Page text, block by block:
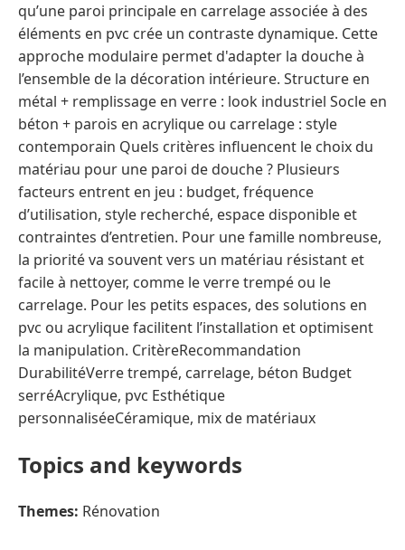
qu’une paroi principale en carrelage associée à des
éléments en pvc crée un contraste dynamique. Cette
approche modulaire permet d'adapter la douche à
l’ensemble de la décoration intérieure. Structure en
métal + remplissage en verre : look industriel Socle en
béton + parois en acrylique ou carrelage : style
contemporain Quels critères influencent le choix du
matériau pour une paroi de douche ? Plusieurs
facteurs entrent en jeu : budget, fréquence
d’utilisation, style recherché, espace disponible et
contraintes d’entretien. Pour une famille nombreuse,
la priorité va souvent vers un matériau résistant et
facile à nettoyer, comme le verre trempé ou le
carrelage. Pour les petits espaces, des solutions en
pvc ou acrylique facilitent l’installation et optimisent
la manipulation. CritèreRecommandation
DurabilitéVerre trempé, carrelage, béton Budget
serréAcrylique, pvc Esthétique
personnaliséeCéramique, mix de matériaux
Topics and keywords
Themes: Rénovation